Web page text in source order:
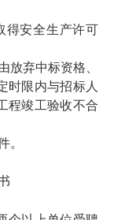
得安全生产许可
放弃中标资格、
时限内与招标人
程竣工验收不合
。